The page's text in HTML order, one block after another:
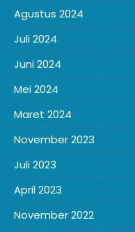
Agustus 2024
Juli 2024
Juni 2024
Mei 2024
Maret 2024
November 2023
Juli 2023
April 2023
November 2022